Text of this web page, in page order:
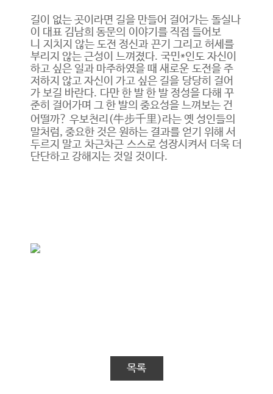
길이 없는 곳이라면 길을 만들어 걸어가는 돌실나
이 대표 김남희 동문의 이야기를 직접 들어보
니 지치지 않는 도전 정신과 끈기 그리고 허세를
부리지 않는 근성이 느껴졌다. 국민*인도 자신이
하고 싶은 일과 마주하였을 때 새로운 도전을 주
저하지 않고 자신이 가고 싶은 길을 당당히 걸어
가 보길 바란다. 다만 한 발 한 발 정성을 다해 꾸
준히 걸어가며 그 한 발의 중요성을 느껴보는 건
어떨까? 우보천리(牛步千里)라는 옛 성인들의
말처럼, 중요한 것은 원하는 결과를 얻기 위해 서
두르지 말고 차근차근 스스로 성장시켜서 더욱 더
단단하고 강해지는 것일 것이다.
목록